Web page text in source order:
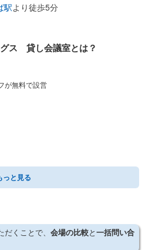
駅より徒歩5分
ス 貸し会議室とは？
が無料で設営
っと見る
くことで、 会場の比較と一括問い合